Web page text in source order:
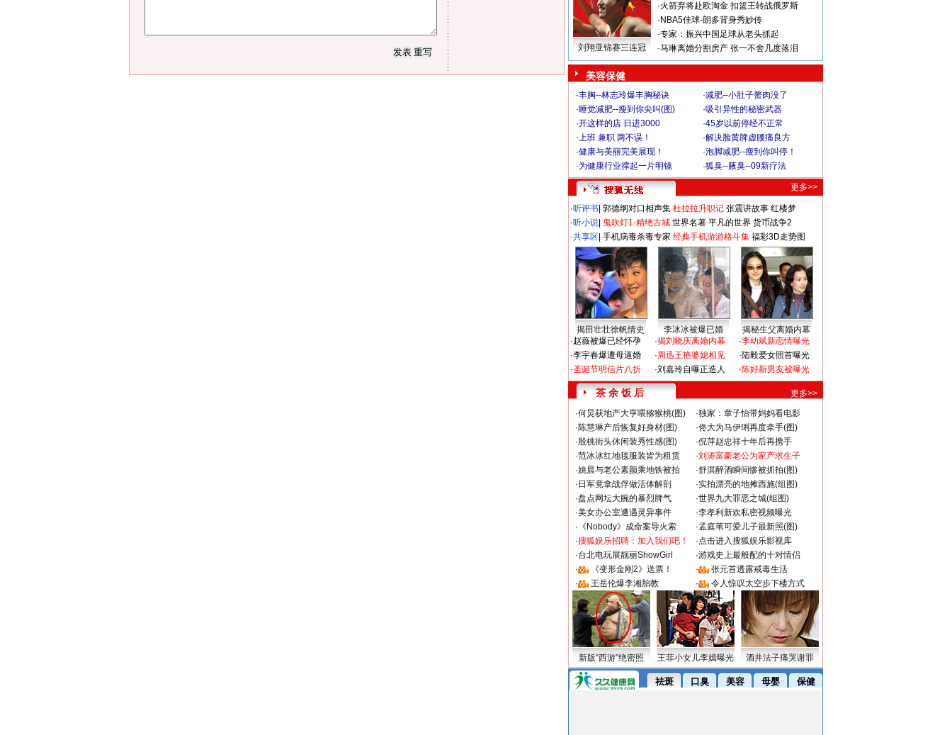
刘翔亚锦赛三连冠
·火箭弃将赴欧淘金 扣篮王转战俄罗斯
· NBA5佳球-朗多背身秀妙传
·专家：振兴中国足球从老头抓起
·马琳离婚分割房产 张一不舍几度落泪
美容保健
·丰胸--林志玲爆丰胸秘诀 ·减肥--小肚子赘肉没了
·睡觉减肥--瘦到你尖叫(图) ·吸引异性的秘密武器
·开这样的店 日进3000 ·45岁以前停经不正常
·上班 兼职 两不误！ ·解决脸黄脾虚腰痛良方
·健康与美丽完美展现！ ·泡脚减肥--瘦到你叫停！
·为健康行业撑起一片明镜 ·狐臭--腋臭--09新疗法
更多>>
·听评书 郭德纲对口相声集 杜拉拉升职记 张震讲故事 红楼梦
·听小说 鬼吹灯1-精绝古城 世界名著 平凡的世界 货币战争2
·共享区 手机病毒杀毒专家 经典手机游游格斗集 福彩3D走势图
揭田壮壮徐帆情史 李冰冰被爆已婚
揭秘生父离婚内幕
·赵薇被爆已经怀孕
·李宇春爆遭母逼婚
·圣诞节明信片八折
·揭刘晓庆离婚内幕
·周迅王艳婆媳相见
·刘嘉玲自曝正造人
·李幼斌新恋情曝光
·陆毅爱女照首曝光
·陈好新男友被曝光
茶 余 饭 后
更多>>
·何炅获地产大亨喂猕猴桃(图) ·独家：章子怡带妈妈看电影
·陈慧琳产后恢复好身材(图) ·佟大为马伊琍再度牵手(图)
·殷桃街头休闲装秀性感(图) ·倪萍赵忠祥十年后再携手
·范冰冰红地毯服装皆为租赁 ·刘涛富豪老公为家产求生子
·姚晨与老公素颜乘地铁被拍 ·舒淇醉酒瞬间惨被抓拍(图)
· 日军竟拿战俘做活体解剖 ·实拍漂亮的地摊西施(组图)
·盘点网坛大腕的暴烈脾气 ·世界九大罪恶之城(组图)
·美女办公室遭遇灵异事件 ·李孝利新欢私密视频曝光
· 《Nobody》成命案导火索 ·孟庭苇可爱儿子最新照(图)
·搜狐娱乐招聘：加入我们吧！ ·点击进入搜狐娱乐影视库
·台北电玩展靓丽ShowGirl ·游戏史上最般配的十对情侣
·
《变形金刚2》送票！ ·
张元首透露戒毒生活
·
王岳伦爆李湘胎教 · 令人惊叹太空步下楼方式
新版“西游”绝密照 王菲小女儿李嫣曝光 酒井法子痛哭谢罪